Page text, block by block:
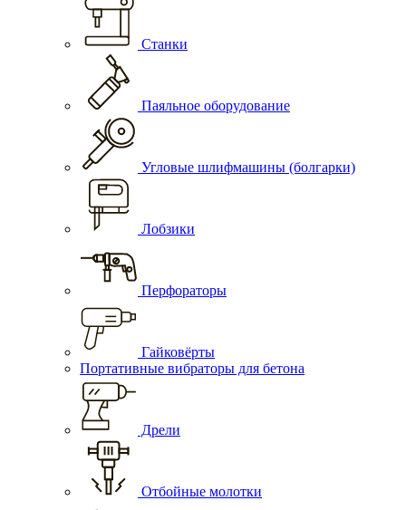
Станки
Паяльное оборудование
Угловые шлифмашины (болгарки)
Лобзики
Перфораторы
Гайковёрты
Портативные вибраторы для бетона
Дрели
Отбойные молотки